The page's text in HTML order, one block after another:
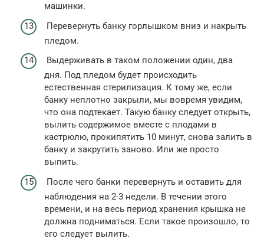
машинки.
Перевернуть банку горлышком вниз и накрыть
пледом.
Выдерживать в таком положении один, два
дня. Под пледом будет происходить
естественная стерилизация. К тому же, если
банку неплотно закрыли, мы вовремя увидим,
что она подтекает. Такую банку следует открыть,
вылить содержимое вместе с плодами в
кастрюлю, прокипятить 10 минут, снова залить в
банку и закрутить заново. Или же просто
выпить.
После чего банки перевернуть и оставить для
наблюдения на 2-3 недели. В течении этого
времени, и на весь период хранения крышка не
должна подниматься. Если такое произошло, то
его следует вылить.